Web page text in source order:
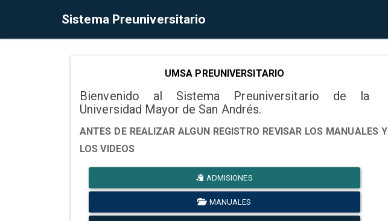
Sistema Preuniversitario
UMSA PREUNIVERSITARIO
Bienvenido al Sistema Preuniversitario de la
Universidad Mayor de San Andrés.
ANTES DE REALIZAR ALGUN REGISTRO REVISAR LOS MANUALES Y
LOS VIDEOS
ADMISIONES
MANUALES